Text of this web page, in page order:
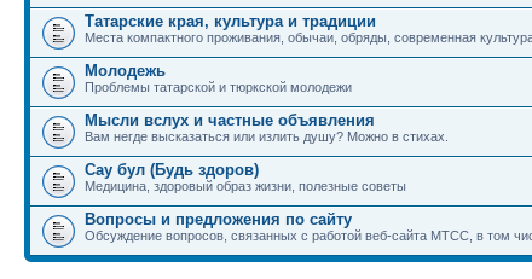
Татарские края, культура и традиции
Места компактного проживания, обычаи, обряды, современная
Молодежь
Проблемы татарской и тюркской молодежи
Мысли вслух и частные объявления
Вам негде высказаться или излить душу? Можно в стихах.
Сау бул (Будь здоров)
Медицина, здоровый образ жизни, полезные советы
Вопросы и предложения по сайту
Обсуждение вопросов, связанных с работой веб-сайта МТСС, в том